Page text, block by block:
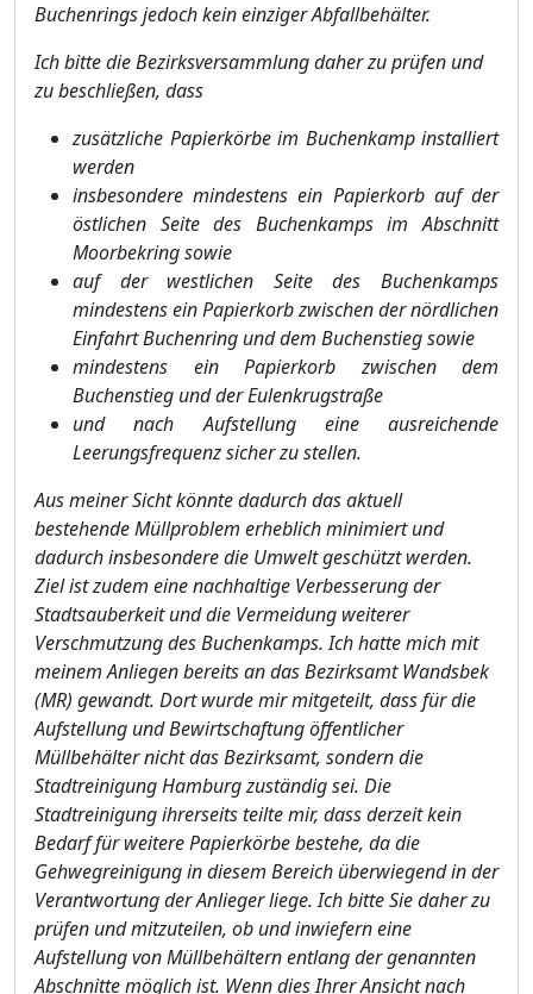
Buchenrings jedoch kein einziger Abfallbehälter.
Ich bitte die Bezirksversammlung daher zu prüfen und
zu beschließen, dass
zusätzliche Papierkörbe im Buchenkamp installiert
werden
insbesondere mindestens ein Papierkorb auf der
östlichen Seite des Buchenkamps im Abschnitt
Moorbekring sowie
auf der westlichen Seite des Buchenkamps
mindestens ein Papierkorb zwischen der nördlichen
Einfahrt Buchenring und dem Buchenstieg sowie
mindestens ein Papierkorb zwischen dem
Buchenstieg und der Eulenkrugstraße
und nach Aufstellung eine ausreichende
Leerungsfrequenz sicher zu stellen.
Aus meiner Sicht könnte dadurch das aktuell
bestehende Müllproblem erheblich minimiert und
dadurch insbesondere die Umwelt geschützt werden.
Ziel ist zudem eine nachhaltige Verbesserung der
Stadtsauberkeit und die Vermeidung weiterer
Verschmutzung des Buchenkamps. Ich hatte mich mit
meinem Anliegen bereits an das Bezirksamt Wandsbek
(MR) gewandt. Dort wurde mir mitgeteilt, dass für die
Aufstellung und Bewirtschaftung öffentlicher
Müllbehälter nicht das Bezirksamt, sondern die
Stadtreinigung Hamburg zuständig sei. Die
Stadtreinigung ihrerseits teilte mir, dass derzeit kein
Bedarf für weitere Papierkörbe bestehe, da die
Gehwegreinigung in diesem Bereich überwiegend in der
Verantwortung der Anlieger liege. Ich bitte Sie daher zu
prüfen und mitzuteilen, ob und inwiefern eine
Aufstellung von Müllbehältern entlang der genannten
Abschnitte möglich ist. Wenn dies Ihrer Ansicht nach